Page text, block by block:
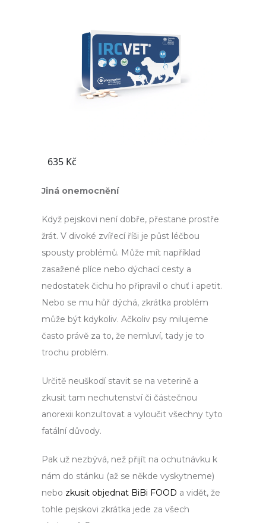
Jiná onemocnění
Když pejskovi není dobře, přestane prostře
žrát. V divoké zvířecí říši je půst léčbou
spousty problémů. Může mít například
zasažené plíce nebo dýchací cesty a
nedostatek čichu ho připravil o chuť i apetit.
Nebo se mu hůř dýchá, zkrátka problém
může být kdykoliv. Ačkoliv psy milujeme
často právě za to, že nemluví, tady je to
trochu problém.
Určitě neuškodí stavit se na veterině a
zkusit tam nechutenství či částečnou
anorexii konzultovat a vyloučit všechny tyto
fatální důvody.
Pak už nezbývá, než přijít na ochutnávku k
nám do stánku (až se někde vyskytneme)
nebo zkusit objednat BiBi FOOD a vidět, že
tohle pejskovi zkrátka jede za všech